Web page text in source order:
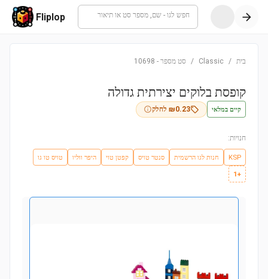
חפש לגו - שם, מספר סט או תיאור Fliplop
בית /
Classic
/ סט מספר -
10698
קופסת בלוקים יצירתית גדולה
קיים במלאי ₪0.23 לחלק
חנויות:
KSP חנות לגו הרשמית סנטר טויס קפטן טוי היפר ווליו
טויס טו גו
+1